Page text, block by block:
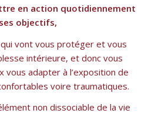
en action quotidiennement
objectifs,
vont vous protéger et vous
intérieure, et donc vous
adapter à l’exposition de
voire traumatiques.
non dissociable de la vie